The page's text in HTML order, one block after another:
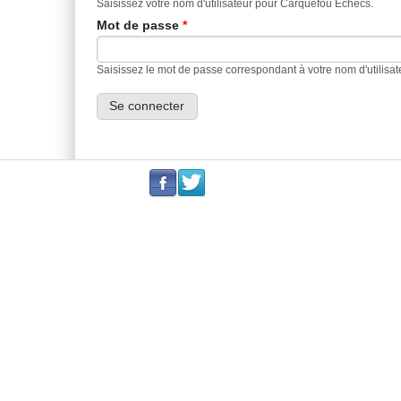
Saisissez votre nom d'utilisateur pour Carquefou Echecs.
Mot de passe *
Saisissez le mot de passe correspondant à votre nom
. .